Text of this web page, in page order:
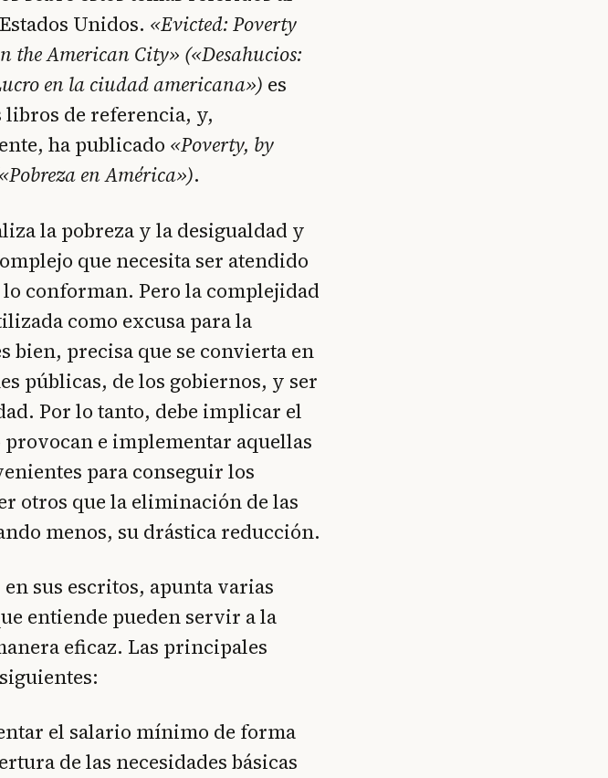
Unidos. «Evicted: Poverty
the American City» («Desahucios:
en la ciudad americana») es
libros de referencia, y,
ha publicado «Poverty, by
en América»).
la pobreza y la desigualdad y
que necesita ser atendido
conforman. Pero la complejidad
como excusa para la
bien, precisa que se convierta en
públicas, de los gobiernos, y ser
Por lo tanto, debe implicar el
e implementar aquellas
para conseguir los
otros que la eliminación de las
menos, su drástica reducción.
sus escritos, apunta varias
entiende pueden servir a la
eficaz. Las principales
el salario mínimo de forma
de las necesidades básicas